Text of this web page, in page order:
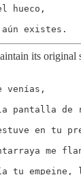
hueco,
its original
venías,
pantalla
en tu
me